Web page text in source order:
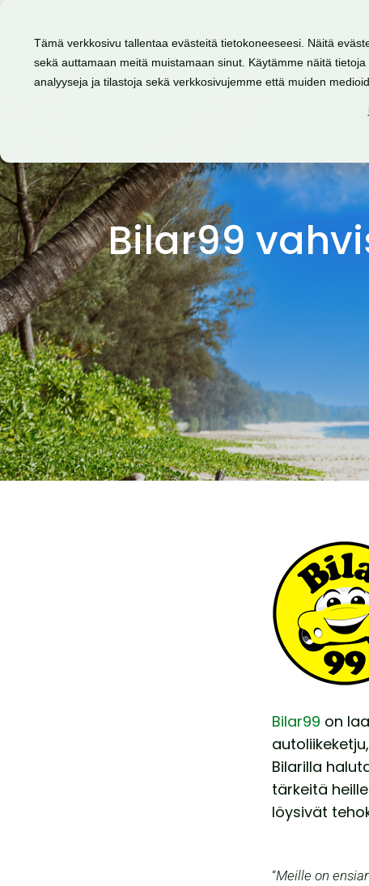
Tämä verkkosivu tallentaa evästeitä tietokoneeseesi. Näitä
sekä auttamaan meitä muistamaan sinut. Käytämme näitä
analyyseja ja tilastoja sekä verkkosivujemme että muiden
Tuote Mahdollisuudet
Bilar99
Bilar99 on
Bilarilla
tärkeitä
löysivät
“Meille on